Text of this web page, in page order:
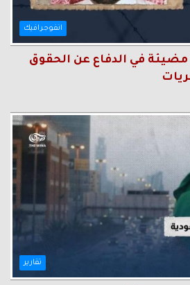
انفوجرافيك
مضيئة في الدفاع عن الحقوق
تقارير